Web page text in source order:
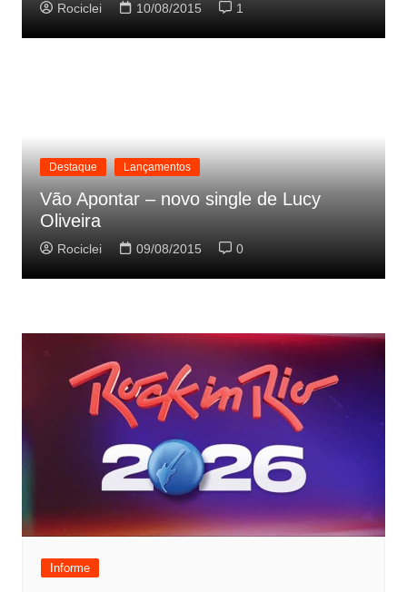
Rociclei 10/08/2015 1
Destaque Lançamentos
Vão Apontar – novo single de Lucy
Oliveira
Rociclei 09/08/2015 0
Informe